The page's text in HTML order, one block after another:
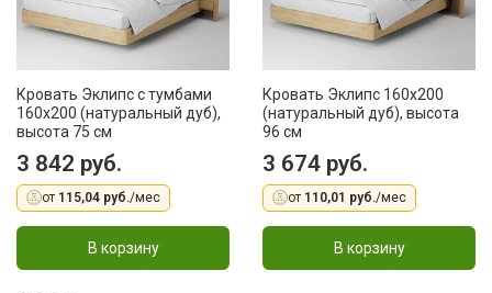
Кровать Эклипс с тумбами
160x200 (натуральный дуб),
высота 75 см
3 842 руб.
от 115,04 руб./мес
В корзину
Кровать Эклипс 160x200
(натуральный дуб), высота
96 см
3 674 руб.
от 110,01 руб./мес
В корзину